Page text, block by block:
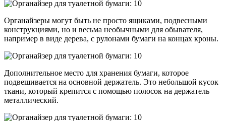
Органайзеры могут быть не просто ящиками, подвесными
конструкциями, но и весьма необычными для обывателя,
например в виде дерева, с рулонами бумаги на концах кроны.
Дополнительное место для хранения бумаги, которое
подвешивается на основной держатель. Это небольшой кусок
ткани, который крепится с помощью полосок на держатель
металлический.